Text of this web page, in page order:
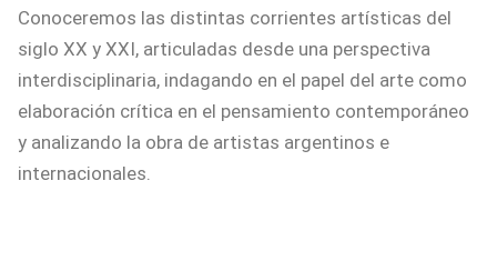
Conoceremos las distintas corrientes artísticas del
siglo XX y XXI, articuladas desde una perspectiva
interdisciplinaria, indagando en el papel del arte como
elaboración crítica en el pensamiento contemporáneo
y analizando la obra de artistas argentinos e
internacionales.